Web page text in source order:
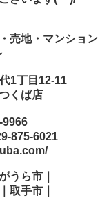
売地・マンション
1丁目12-11
くば店
875-6021
うら市｜
取手市｜